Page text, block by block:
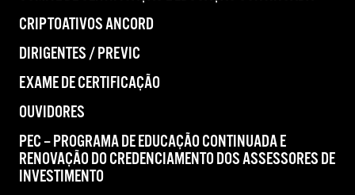
CRIPTOATIVOS ANCORD
DIRIGENTES / PREVIC
EXAME DE CERTIFICAÇÃO
OUVIDORES
PEC – PROGRAMA DE EDUCAÇÃO CONTINUADA E
RENOVAÇÃO DO CREDENCIAMENTO DOS ASSESSORES DE
INVESTIMENTO